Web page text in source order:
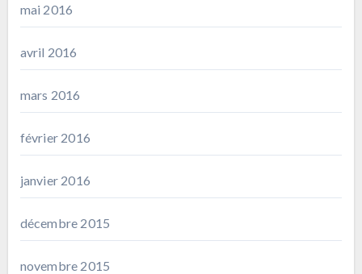
mai 2016
avril 2016
mars 2016
février 2016
janvier 2016
décembre 2015
novembre 2015